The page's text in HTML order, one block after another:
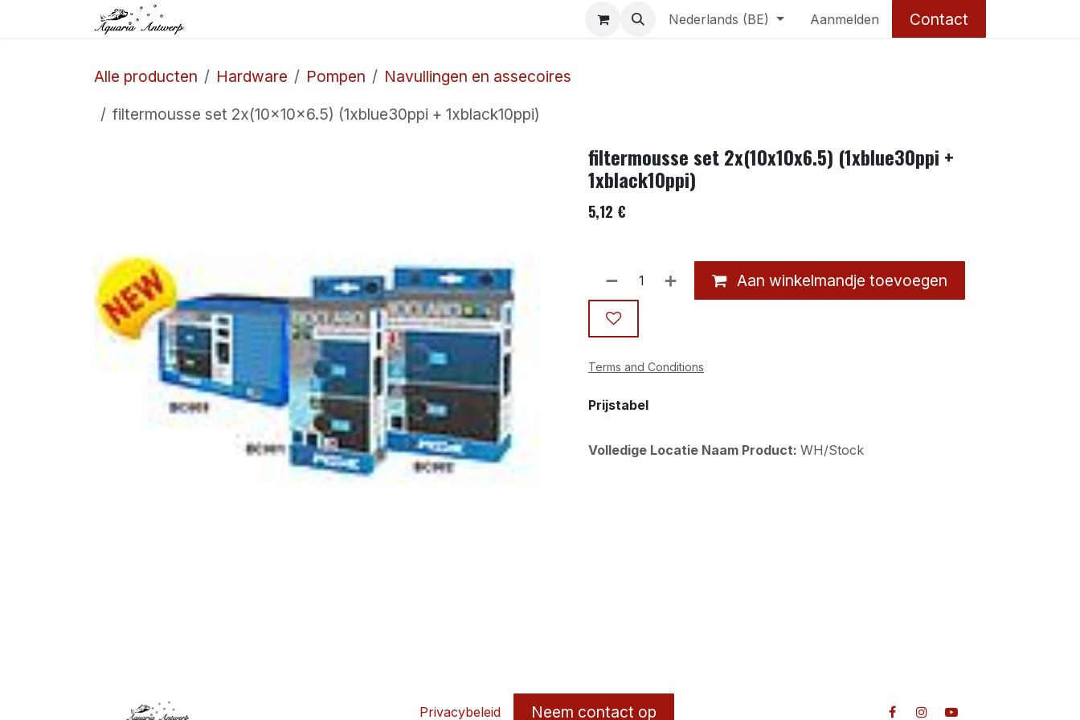
Overslaan naar inhoud Nederlands (BE) Aanmelden Contact
Alle producten Hardware Pompen
Navullingen en assecoires
filtermousse set 2x(10x10x6.5) (1xblue30ppi + 1xblack10ppi)
filtermousse set 2x(10x10x6.5) (1xblue30ppi +
1xblack10ppi)
5,12 €
Aan winkelmandje toevoegen
Terms and Conditions
Prijstabel
Volledige Locatie Naam Product: WH/Stock
Privacybeleid Neem contact op